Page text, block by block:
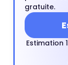
gratuite.
Estimation